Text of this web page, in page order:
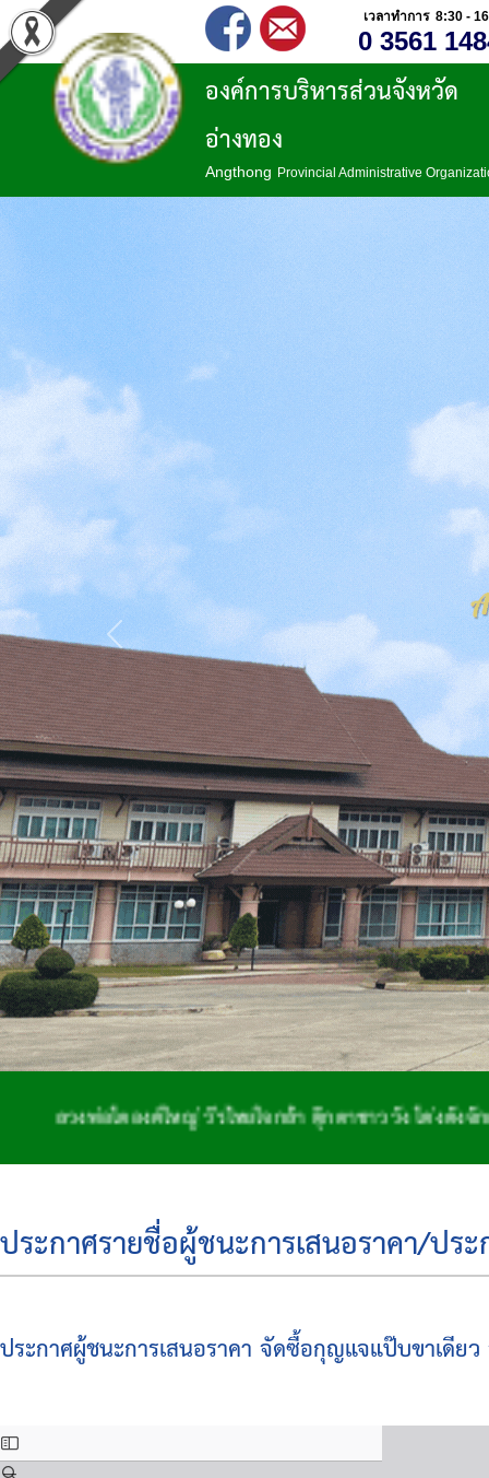
เวลาทำการ 8:30 -
0 3561
องค์การบริหารส่วนจังหวัด
อ่างทอง
Angthong Provincial Administrative
Previous
งพ่อโตองค์ใหญ่ วีรไทยใจกล้า ตุ๊กตาชาววัง โด่งดังจักสาน ถิ่
ประกาศรายชื่อผู้ชนะการเสนอราคา/ปร
ประกาศผู้ชนะการเสนอราคา จัดซื้อกุญแจแป๊บขาเดีย